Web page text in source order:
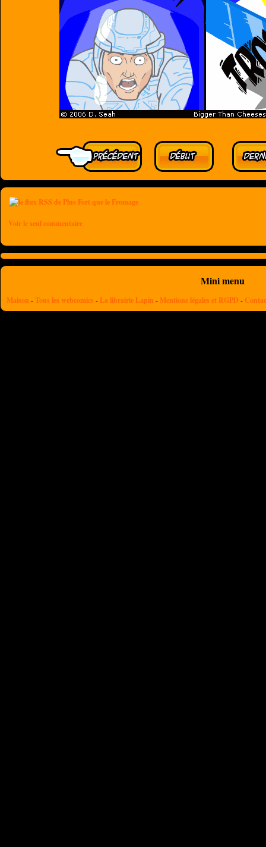
Voir le seul commentaire
Mini menu
Maison -Tous les webcomics - La librairie Lapin - Mentions légales et RGPD -